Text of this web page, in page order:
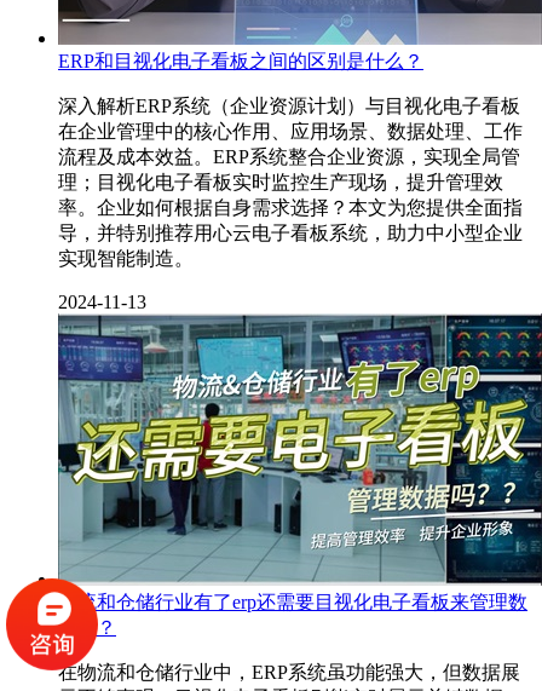
ERP和目视化电子看板之间的区别是什么？
深入解析ERP系统（企业资源计划）与目视化电子看板
在企业管理中的核心作用、应用场景、数据处理、工作
流程及成本效益。ERP系统整合企业资源，实现全局管
理；目视化电子看板实时监控生产现场，提升管理效
率。企业如何根据自身需求选择？本文为您提供全面指
导，并特别推荐用心云电子看板系统，助力中小型企业
实现智能制造。
2024-11-13
物流和仓储行业有了erp还需要目视化电子看板来管理数
据吗？
在物流和仓储行业中，ERP系统虽功能强大，但数据展